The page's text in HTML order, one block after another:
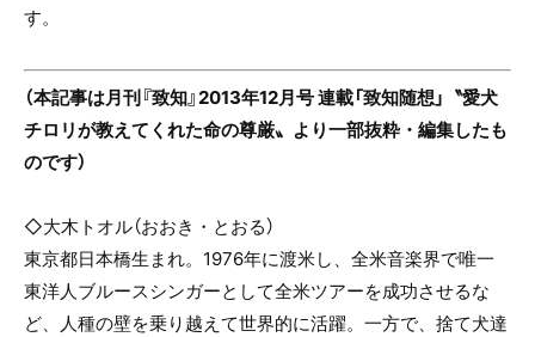
す。
（本記事は月刊『致知』2013年12月号 連載「致知随想」〝愛犬
チロリが教えてくれた命の尊厳〟より一部抜粋・編集したも
のです）
◇大木トオル（おおき・とおる）
東京都日本橋生まれ。1976年に渡米し、全米音楽界で唯一
東洋人ブルースシンガーとして全米ツアーを成功させるな
ど、人種の壁を乗り越えて世界的に活躍。一方で、捨て犬達